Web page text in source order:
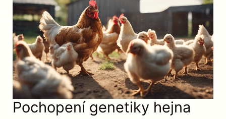
Pochopení genetiky hejna